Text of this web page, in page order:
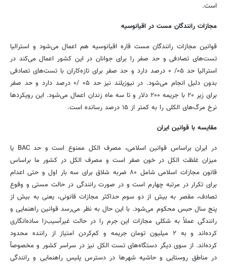
است.
مجازات رانندگان مست در اقیانوسیه
قوانین مجازات رانندگان مست قاره اقیانوسیه هم اعمال می‌شود و استرالیا
تست‌های تصادفی و حد صفر را برای جوانان در این کشور اعمال می‌کند در
استرالیا حد ۰۵/ ۰ درصد دارد و حد صفر برای تازه‌کاران با تست‌های تصادفی
بدون دلیل انجام می‌شود. در نیوزیلند نیز حد ۰۵ /۰ درصد دارد و حد صفر
برای زیر ۲۰ با جریمه ۲۰۰ دلار و تا سه ماه زندان اعمال می‌شود. این رویکردها
نرخ مرگ‌های الکلی را به کمتر از ۱۵ درصد رسانده است.
مقایسه با قوانین ایران
در ایران براساس قوانین اسلامی، مصرف الکل ممنوع است و حد BAC یا
میزان غلظت الکل در خون صفر است و مصرف الکل در کشور ما براساس
قانون مجازات اسلامی شامل ۸۰ ضربه شلاق برای سه بار اول و حتی اعدام
برای تکرار در مرتبه چهارم است و در صورت رانندگی در حالت مستی و وقوع
تصادف، مقصر به بیش از دو سوم حداکثر مجازات قانونی، یعنی به بیش از
پنج سال حبس محکوم می‌شود. با این حال به نظر می‌رسد قوانین راهنمایی و
رانندگی عملاً به شکلی مجازات این جرم را در حالت غیرآسیب‌زا ساده‌انگاری
کرده‌اند و به ۲ میلیون تومان جریمه و کم‌کردن امتیاز از راننده محدود
کرده‌اند. از سوی دیگر دستگاه‌های تست الکل نیز در سراسر کشور و مخصوصاً
در مناطق روستایی و حاشیه شهرها در دسترس پلیس راهنمایی و رانندگی